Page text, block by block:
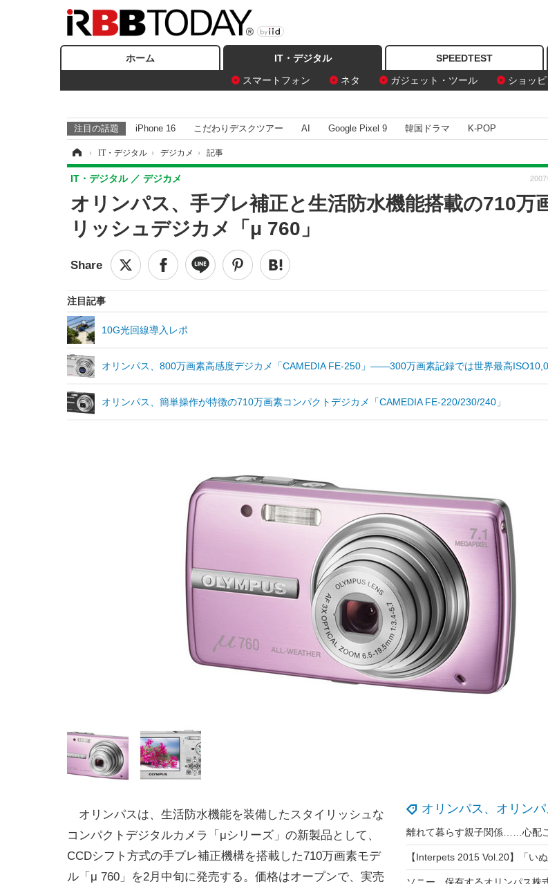
ホーム
IT・デジタル
スマートフォン
ネタ ガジェット・ツール ショッ
SPEEDTEST
注目の話題 iPhone 16 こだわりデスクツアー AI Google Pixel 9 韓国ドラマ K-POP
› IT・デジタル › デジカメ › 記事
オリンパス、手ブレ補正と生活防水機能搭載の710万
リッシュデジカメ「μ 760」
IT・デジタル デジカメ
注目記事
10G光回線導入レポ
オリンパス、800万画素高感度デジカメ「CAMEDIA FE-250」——300万画素記録では世界最高
オリンパス、簡単操作が特徴の710万画素コンパクトデジカメ「CAMEDIA FE-220/230/240」
オリンパス、オリン
オリンパスは、生活防水機能を装備したスタイリッシュな
コンパクトデジタルカメラ「μシリーズ」の新製品として、
CCDシフト方式の手ブレ補正機構を搭載した710万画素モデ
ル「μ 760」を2月中旬に発売する。価格はオープンで、実売